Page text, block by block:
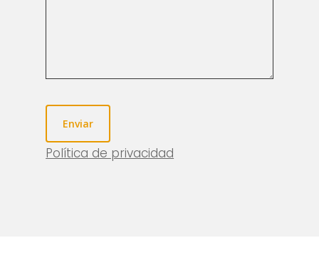
Política de privacidad